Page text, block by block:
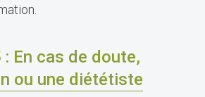
: En cas de doute,
ou une diététiste